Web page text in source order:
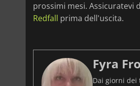
prossimi mesi.
Redfall prima dell'uscita.
Fyra
Dai giorni dei